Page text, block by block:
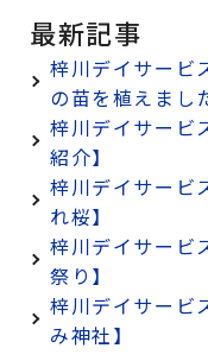
最新記事
梓川デイサー
の苗を植えまし
梓川デイサー
紹介】
梓川デイサー
れ桜】
梓川デイサー
祭り】
梓川デイサー
み神社】